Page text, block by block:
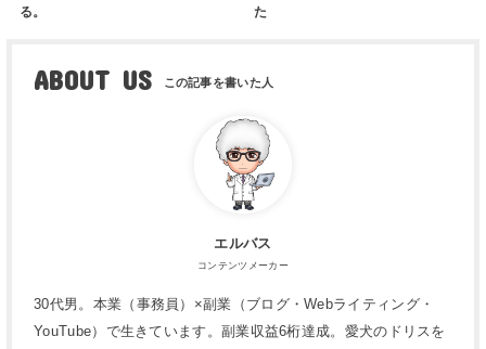
る。
た
ABOUT US
エルバス
コンテンツメーカー
30代男。本業（事務員）×副業（ブログ・Webライティング・
YouTube）で生きています。副業収益6桁達成。愛犬のドリスを